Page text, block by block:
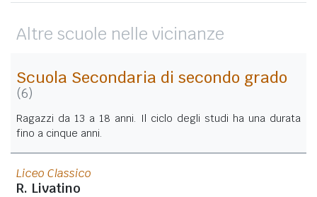
Altre scuole nelle vicinanze
Scuola Secondaria di secondo grado
(6)
Ragazzi da 13 a 18 anni. Il ciclo degli studi ha una durata
fino a cinque anni.
Liceo Classico
R. Livatino